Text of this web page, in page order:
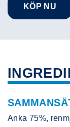
KÖP NU
Anka 75%,